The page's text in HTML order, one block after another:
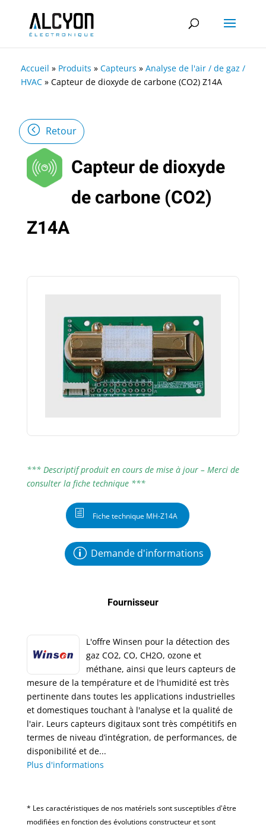
Accueil » Produits » Capteurs » Analyse de l'air / de gaz /
HVAC » Capteur de dioxyde de carbone (CO2) Z14A
Retour
Capteur de dioxyde
de carbone (CO2)
Z14A
*** Descriptif produit en cours de mise à jour – Merci de
consulter la fiche technique ***
Fiche technique MH-Z14A
Demande d'informations
Fournisseur
L'offre Winsen pour la détection des
gaz CO2, CO, CH2O, ozone et
méthane, ainsi que leurs capteurs de
mesure de la température et de l'humidité est très
pertinente dans toutes les applications industrielles
et domestiques touchant à l'analyse et la qualité de
l'air. Leurs capteurs digitaux sont très compétitifs en
termes de niveau d’intégration, de performances, de
disponibilité et de...
Plus d'informations
* Les caractéristiques de nos matériels sont susceptibles d'être
modifiées en fonction des évolutions constructeur et sont